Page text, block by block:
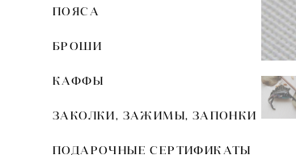
ПОЯСА
БРОШИ
КАФФЫ
ЗАКОЛКИ, ЗАЖИМЫ, ЗАПОНКИ
ПОДАРОЧНЫЕ СЕРТИФИКАТЫ